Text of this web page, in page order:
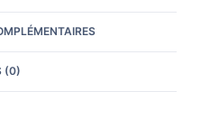
(0)